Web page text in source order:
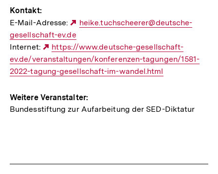
Kontakt:
E-Mail-Adresse:
Externer
heike.tuchscheerer@deutsche-
gesellschaft-ev.de
Internet:
Externer
Link:
https://www.deutsche-gesellschaft-
ev.de/veranstaltungen/konferenzen-tagungen/1581-
2022-tagung-gesellschaft-im-wandel.html
Weitere Veranstalter:
Bundesstiftung zur Aufarbeitung der SED-Diktatur